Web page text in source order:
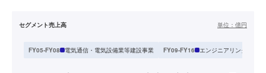
セグメント売上高 単位： 億円
FY05-FY08 電気通信・電気設備業等建設事業 FY09-FY16 エンジニアリングソリ